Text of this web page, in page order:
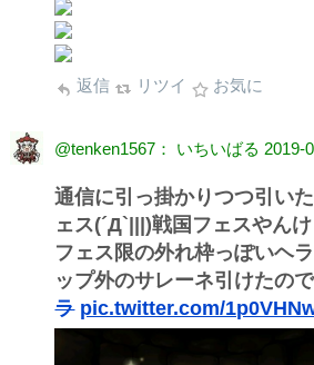
返信 リツイ お気に
@tenken1567： いちいばる 2019-
通信に引っ掛かりつつ引い
ェス(´Д`|||)戦国フェスやん
フェス限の外れ枠っぽいヘ
ップ外のサレーネ引けたの
ラ pic.twitter.com/